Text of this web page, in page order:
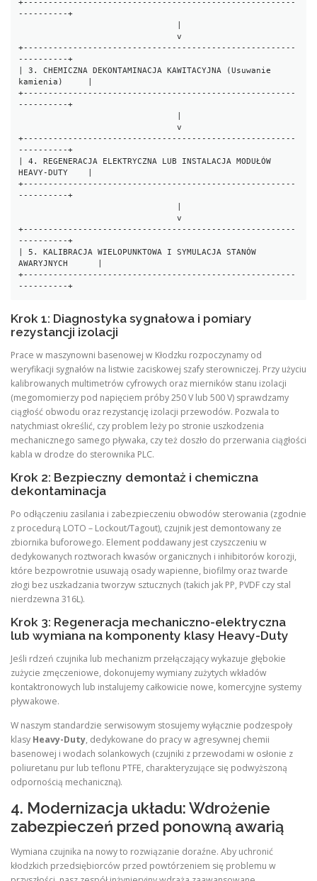
+-------------------------------------------------------
----------+
                                v
+-------------------------------------------------------
----------+
| 3. CHEMICZNA DEKONTAMINACJA KAWITACYJNA (Usuwanie
kamienia)     |
+-------------------------------------------------------
----------+
                                v
+-------------------------------------------------------
----------+
| 4. REGENERACJA ELEKTRYCZNA LUB INSTALACJA MODUŁÓW
HEAVY-DUTY    |
+-------------------------------------------------------
----------+
                                v
+-------------------------------------------------------
----------+
| 5. KALIBRACJA WIELOPUNKTOWA I SYMULACJA STANÓW
AWARYJNYCH      |
+-------------------------------------------------------
Krok 1: Diagnostyka sygnałowa i pomiary
rezystancji izolacji
Prace w maszynowni basenowej w Kłodzku rozpoczynamy od
weryfikacji sygnałów na listwie zaciskowej szafy sterowniczej. Przy użyciu
kalibrowanych multimetrów cyfrowych oraz mierników stanu izolacji
(megomomierzy pod napięciem próby 250 V lub 500 V) sprawdzamy
ciągłość obwodu oraz rezystancję izolacji przewodów. Pozwala to
natychmiast określić, czy problem leży po stronie uszkodzenia
mechanicznego samego pływaka, czy też doszło do przerwania ciągłości
kabla w drodze do sterownika PLC.
Krok 2: Bezpieczny demontaż i chemiczna
dekontaminacja
Po odłączeniu zasilania i zabezpieczeniu obwodów sterowania (zgodnie
z procedurą LOTO – Lockout/Tagout), czujnik jest demontowany ze
zbiornika buforowego. Element poddawany jest czyszczeniu w
dedykowanych roztworach kwasów organicznych i inhibitorów korozji,
które bezpowrotnie usuwają osady wapienne, biofilmy oraz twarde
złogi bez uszkadzania tworzyw sztucznych (takich jak PP, PVDF czy stal
nierdzewna 316L).
Krok 3: Regeneracja mechaniczno-elektryczna
lub wymiana na komponenty klasy Heavy-Duty
Jeśli rdzeń czujnika lub mechanizm przełączający wykazuje głębokie
zużycie zmęczeniowe, dokonujemy wymiany zużytych wkładów
kontaktronowych lub instalujemy całkowicie nowe, komercyjne systemy
pływakowe.
W naszym standardzie serwisowym stosujemy wyłącznie podzespoły
klasy Heavy-Duty, dedykowane do pracy w agresywnej chemii
basenowej i wodach solankowych (czujniki z przewodami w osłonie z
poliuretanu pur lub teflonu PTFE, charakteryzujące się podwyższoną
odpornością mechaniczną).
4. Modernizacja układu: Wdrożenie
zabezpieczeń przed ponowną awarią
Wymiana czujnika na nowy to rozwiązanie doraźne. Aby uchronić
kłodzkich przedsiębiorców przed powtórzeniem się problemu w